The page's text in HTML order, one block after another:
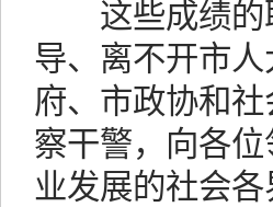
这些成绩的
导、离不开市
府、市政协和
察干警，向各
业发展的社会